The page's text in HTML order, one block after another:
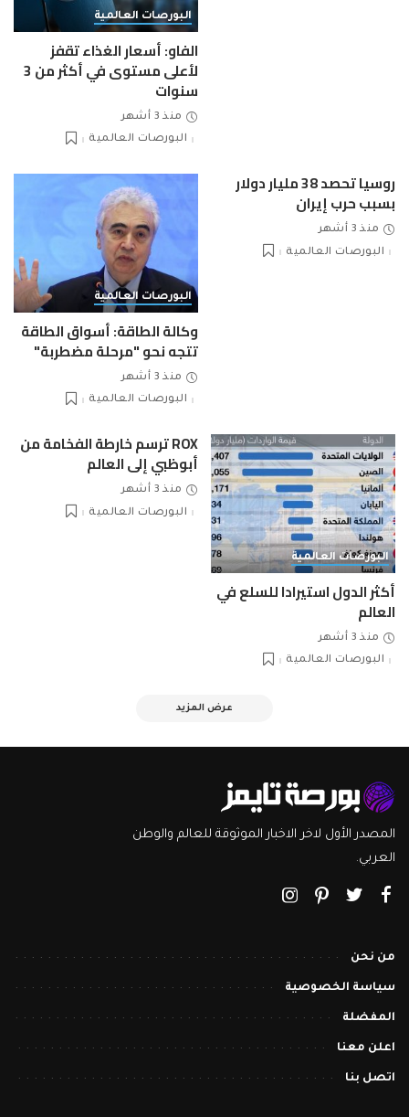
البورصات العالمية
الفاو: أسعار الغذاء تقفز
لأعلى مستوى في أكثر من 3
سنوات
منذ 3 أشهر
البورصات العالمية
روسيا تحصد 38 مليار دولار
بسبب حرب إيران
منذ 3 أشهر
البورصات العالمية
البورصات العالمية
وكالة الطاقة: أسواق الطاقة
تتجه نحو "مرحلة مضطربة"
منذ 3 أشهر
البورصات العالمية
البورصات العالمية
أكثر الدول استيرادا للسلع في
العالم
منذ 3 أشهر
البورصات العالمية
ROX ترسم خارطة الفخامة من
أبوظبي إلى العالم
منذ 3 أشهر
البورصات العالمية
عرض المزيد
المصدر الأول لاخر الاخبار الموثوقة للعالم والوطن
العربي.
من نحن
سياسة الخصوصية
المفضلة
اعلن معنا
اتصل بنا